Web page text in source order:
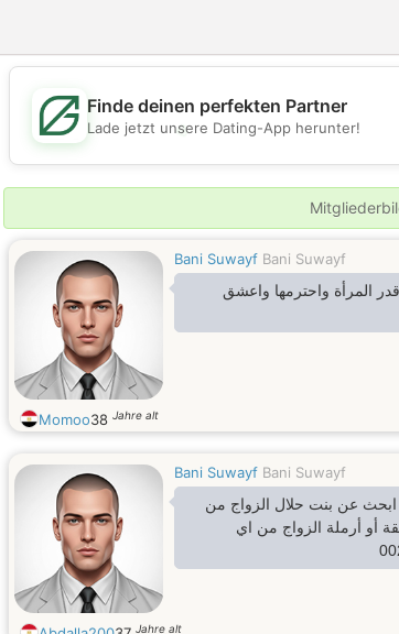
💖
Finde deinen perfekten Partner
Lade jetzt unsere Dating-App herunter!
Bani Suwayf Bani Suwayf
المرأة واحترمها واعشق
Momoo38 Jahre alt
Bani Suwayf Bani Suwayf
مصر ابحث عن بنت حلال الزواج من
أو أرملة الزواج من اي
Jahre alt